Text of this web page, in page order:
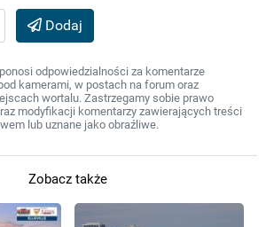
Dodaj
odpowiedzialności za komentarze
kamerami, w postach na forum oraz
wortalu. Zastrzegamy sobie prawo
modyfikacji komentarzy zawierających treści
lub uznane jako obraźliwe.
Zobacz także